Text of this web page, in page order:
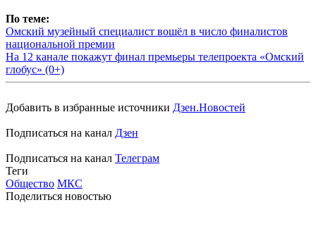
По теме:
Омский музейный специалист вошёл в число финалистов
национальной премии
На 12 канале покажут финал премьеры телепроекта «Омский
глобус» (0+)
Добавить в избранные источники Дзен.Новостей
Подписаться на канал Дзен
Подписаться на канал Телеграм
Теги
Общество МКС
Поделиться новостью